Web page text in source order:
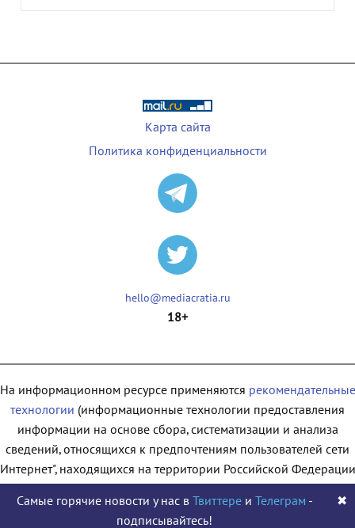
Карта сайта
Политика конфиденциальности
hello@mediacratia.ru
18+
На информационном ресурсе применяются рекомендательные
технологии (информационные технологии предоставления
информации на основе сбора, систематизации и анализа
сведений, относящихся к предпочтениям пользователей сети
находящихся на территории Российской
© 2009 - 2026
Самые горячие новости у нас в Твиттереи Телеграм -
подписывайтесь!
✖